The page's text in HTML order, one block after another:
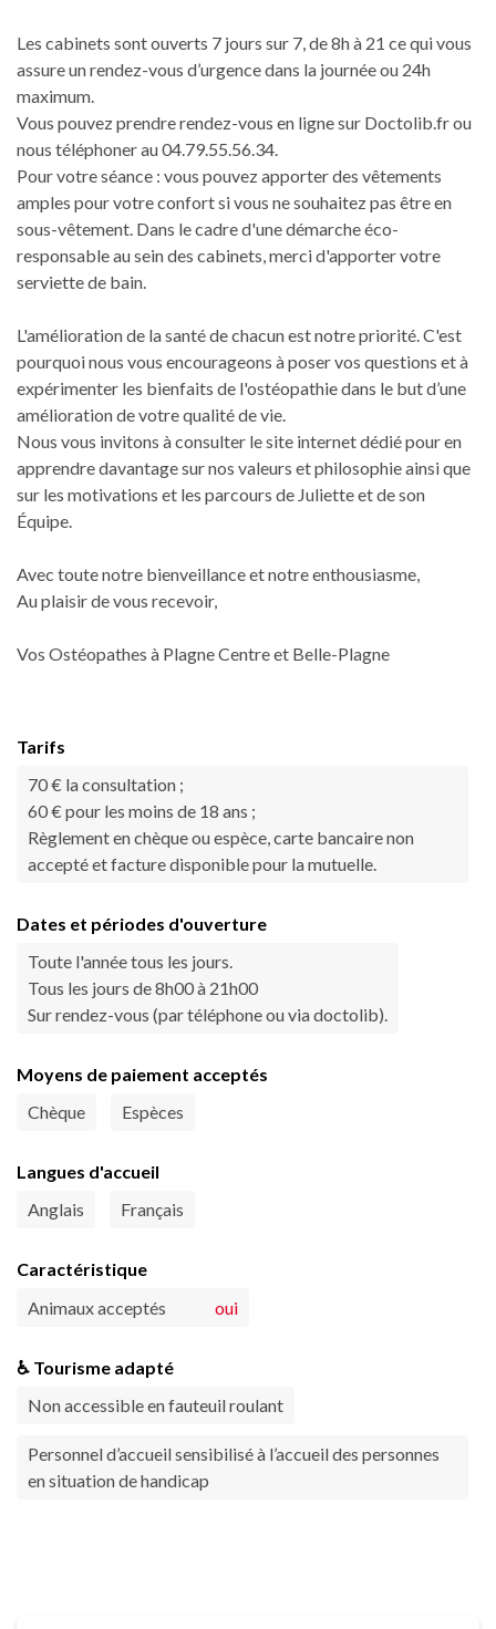
Les cabinets sont ouverts 7 jours sur 7, de 8h à 21 ce qui vous
assure un rendez-vous d’urgence dans la journée ou 24h
maximum.
Vous pouvez prendre rendez-vous en ligne sur Doctolib.fr ou
nous téléphoner au 04.79.55.56.34.
Pour votre séance : vous pouvez apporter des vêtements
amples pour votre confort si vous ne souhaitez pas être en
sous-vêtement. Dans le cadre d'une démarche éco-
responsable au sein des cabinets, merci d'apporter votre
serviette de bain.
L'amélioration de la santé de chacun est notre priorité. C'est
pourquoi nous vous encourageons à poser vos questions et à
expérimenter les bienfaits de l'ostéopathie dans le but d’une
amélioration de votre qualité de vie.
Nous vous invitons à consulter le site internet dédié pour en
apprendre davantage sur nos valeurs et philosophie ainsi que
sur les motivations et les parcours de Juliette et de son
Équipe.
Avec toute notre bienveillance et notre enthousiasme,
Au plaisir de vous recevoir,
Vos Ostéopathes à Plagne Centre et Belle-Plagne
Tarifs
70 € la consultation ;
60 € pour les moins de 18 ans ;
Règlement en chèque ou espèce, carte bancaire non
accepté et facture disponible pour la mutuelle.
Dates et périodes d'ouverture
Toute l'année tous les jours.
Tous les jours de 8h00 à 21h00
Sur rendez-vous (par téléphone ou via doctolib).
Moyens de paiement acceptés
Chèque
Espèces
Langues d'accueil
Anglais
Français
Caractéristique
Animaux acceptés
oui
♿ Tourisme adapté
Non accessible en fauteuil roulant
Personnel d’accueil sensibilisé à l’accueil des personnes
en situation de handicap